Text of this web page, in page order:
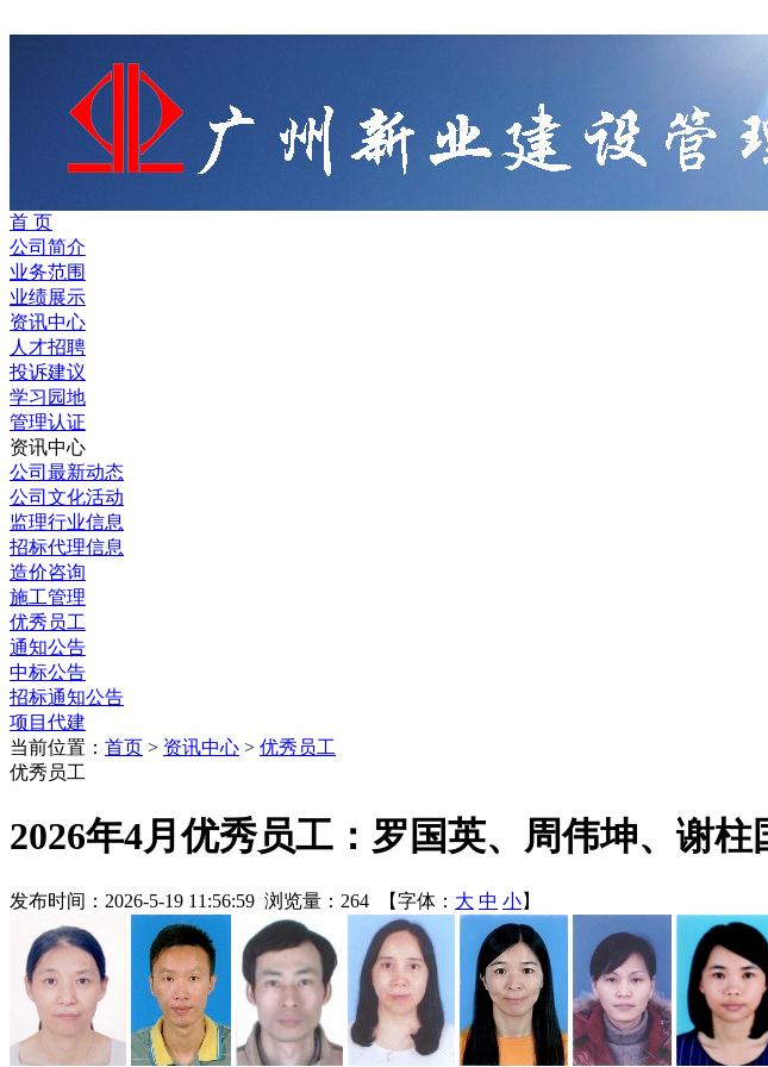
首 页
公司简介
业务范围
业绩展示
资讯中心
人才招聘
投诉建议
学习园地
管理认证
资讯中心
公司最新动态
公司文化活动
监理行业信息
招标代理信息
造价咨询
施工管理
优秀员工
通知公告
中标公告
招标通知公告
项目代建
当前位置： 首页 > 资讯中心 > 优秀员工
优秀员工
2026年4月优秀员工：罗国英、周伟坤、谢
发布时间：2026-5-19 11:56:59 浏览量：264 【字体： 大 中 小】